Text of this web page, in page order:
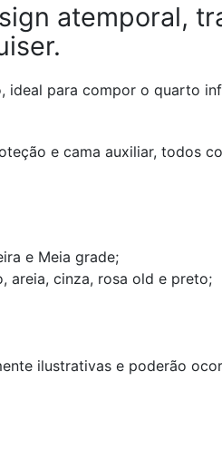
atemporal,
ideal para compor o quarto
e cama auxiliar, todos
e Meia grade;
areia, cinza, rosa old e preto;
ilustrativas e poderão